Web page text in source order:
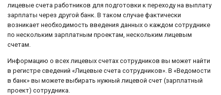
лицевые счета работников для подготовки к переходу на выплату
зарплаты через другой банк. В таком случае фактически
возникает необходимость введения данных о каждом сотруднике
по нескольким зарплатным проектам, нескольким лицевым
счетам.
Информацию о всех лицевых счетах сотрудников вы может найти
в регистре сведений «Лицевые счета сотрудников». В «Ведомости
в банк» вы можете выбирать нужный лицевой счет (зарплатный
проект) сотрудника.